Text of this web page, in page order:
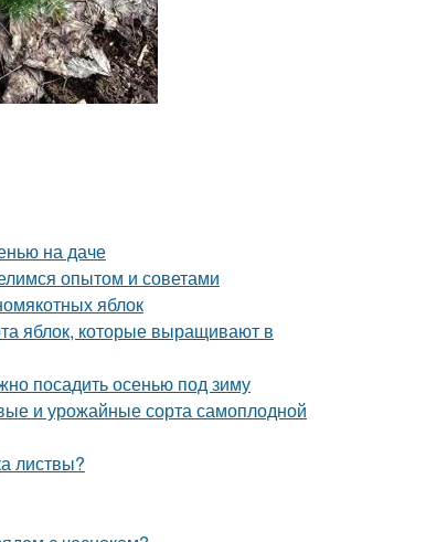
на даче
опытом и советами
яблок
яблок, которые выращивают в
посадить осенью под зиму
и урожайные сорта самоплодной
листвы?